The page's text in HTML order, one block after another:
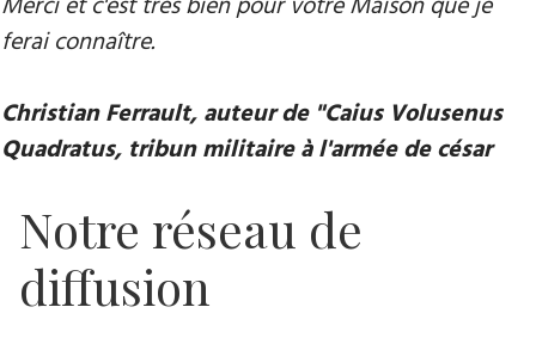
ferai connaître.
Christian Ferrault, auteur de "Caius Volusenus
Quadratus, tribun militaire à l'armée de césar
Notre réseau de
diffusion